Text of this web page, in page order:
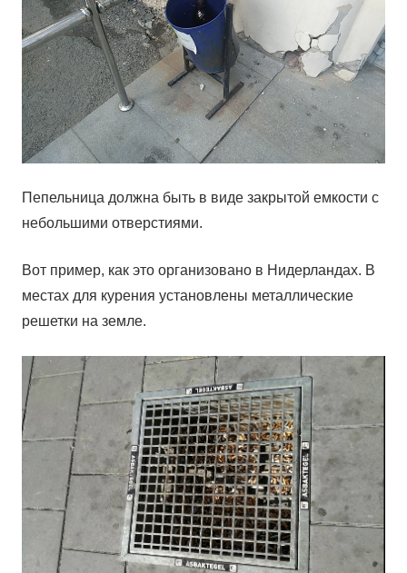
Пепельница должна быть в виде закрытой емкости с
небольшими отверстиями.
Вот пример, как это организовано в Нидерландах. В
местах для курения установлены металлические
решетки на земле.